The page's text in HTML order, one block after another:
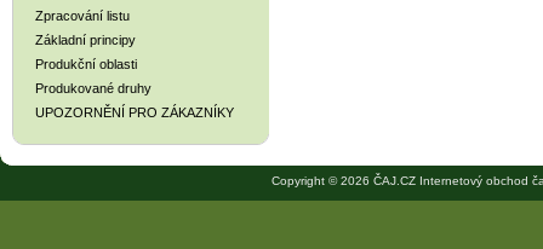
Zpracování listu
Základní principy
Produkční oblasti
Produkované druhy
UPOZORNĚNÍ PRO ZÁKAZNÍKY
Copyright © 2026 ČAJ.CZ Internetový obchod